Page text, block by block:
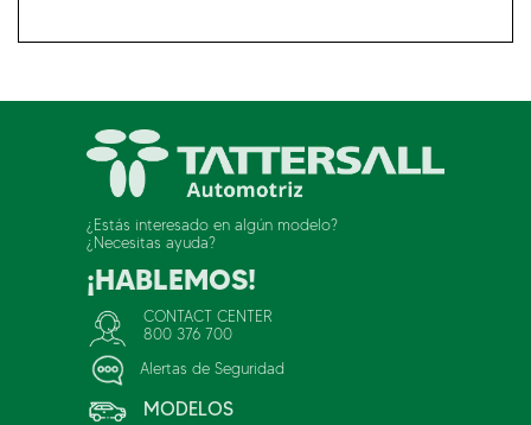
¿Estás interesado en algún modelo?
¿Necesitas ayuda?
¡HABLEMOS!
CONTACT CENTER
800 376 700
Alertas de Seguridad
MODELOS